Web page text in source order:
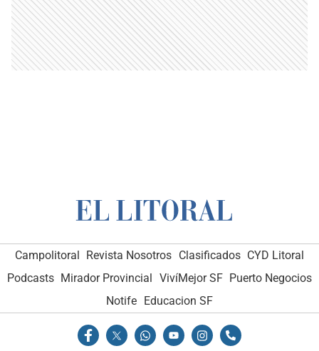
Campolitoral Revista Nosotros Clasificados CYD Litoral
Podcasts Mirador Provincial VivíMejor SF Puerto Negocios
Notife Educacion SF